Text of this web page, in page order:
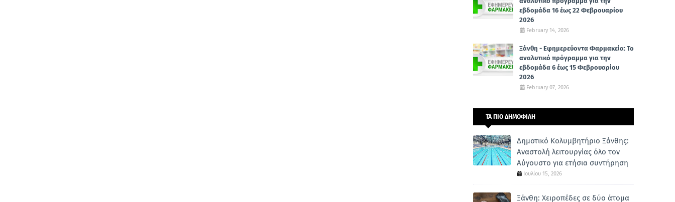
εβδομάδα 16 έως 22 Φεβρουαρίου
2026
February 14, 2026
Ξάνθη - Εφημερεύοντα Φαρμακεία: Το
αναλυτικό πρόγραμμα για την
εβδομάδα 6 έως 15 Φεβρουαρίου
2026
February 07, 2026
ΤΑ ΠΙΟ ΔΗΜΟΦΙΛΗ
Δημοτικό Κολυμβητήριο Ξάνθης:
Αναστολή λειτουργίας όλο τον
Αύγουστο για ετήσια συντήρηση
Ιουλίου 15, 2026
Ξάνθη: Χειροπέδες σε δύο άτομα